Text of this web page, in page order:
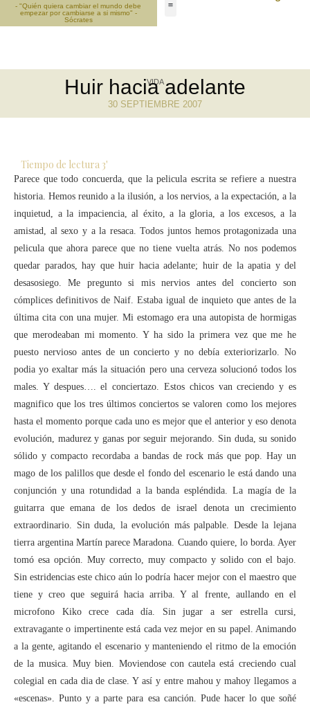
- "Quién quiera cambiar el mundo debe
empezar por cambiarse a si mismo" -
Sócrates
VIDA
Huir hacia adelante
30 SEPTIEMBRE 2007
Tiempo de lectura3'
Parece que todo concuerda, que la pelicula escrita se refiere a nuestra
historia. Hemos reunido a la ilusión, a los nervios, a la expectación, a la
inquietud, a la impaciencia, al éxito, a la gloria, a los excesos, a la
amistad, al sexo y a la resaca. Todos juntos hemos protagonizada una
pelicula que ahora parece que no tiene vuelta atrás. No nos podemos
quedar parados, hay que huir hacia adelante; huir de la apatia y del
desasosiego. Me pregunto si mis nervios antes del concierto son
cómplices definitivos de Naif. Estaba igual de inquieto que antes de la
última cita con una mujer. Mi estomago era una autopista de hormigas
que merodeaban mi momento. Y ha sido la primera vez que me he
puesto nervioso antes de un concierto y no debía exteriorizarlo. No
podia yo exaltar más la situación pero una cerveza solucionó todos los
males. Y despues…. el conciertazo. Estos chicos van creciendo y es
magnifico que los tres últimos conciertos se valoren como los mejores
hasta el momento porque cada uno es mejor que el anterior y eso denota
evolución, madurez y ganas por seguir mejorando. Sin duda, su sonido
sólido y compacto recordaba a bandas de rock más que pop. Hay un
mago de los palillos que desde el fondo del escenario le está dando una
conjunción y una rotundidad a la banda espléndida. La magía de la
guitarra que emana de los dedos de israel denota un crecimiento
extraordinario. Sin duda, la evolución más palpable. Desde la lejana
tierra argentina Martín parece Maradona. Cuando quiere, lo borda. Ayer
tomó esa opción. Muy correcto, muy compacto y solido con el bajo.
Sin estridencias este chico aún lo podría hacer mejor con el maestro que
tiene y creo que seguirá hacia arriba. Y al frente, aullando en el
microfono Kiko crece cada día. Sin jugar a ser estrella cursi,
extravagante o impertinente está cada vez mejor en su papel. Animando
a la gente, agitando el escenario y manteniendo el ritmo de la emoción
de la musica. Muy bien. Moviendose con cautela está creciendo cual
colegial en cada dia de clase. Y así y entre mahou y mahoy llegamos a
«escenas». Punto y a parte para esa canción. Pude hacer lo que soñé